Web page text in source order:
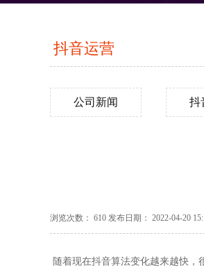
抖音运营
公司新闻 抖
浏览次数： 610 发布日期： 2022-04-20
随着现在抖音算法变化越来越快